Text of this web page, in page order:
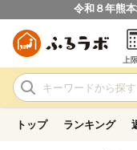
令和８年熊
上
トップ ランキング